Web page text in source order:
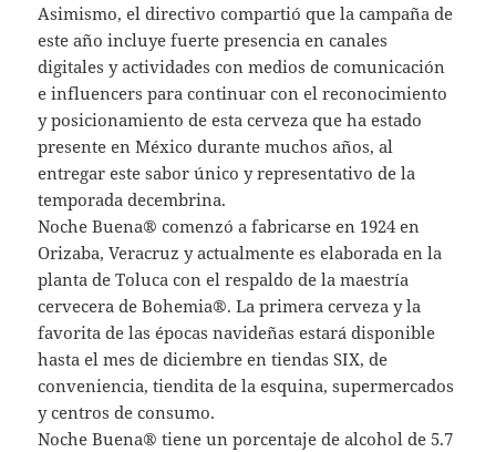
Asimismo, el directivo compartió que la campaña de
este año incluye fuerte presencia en canales
digitales y actividades con medios de comunicación
e influencers para continuar con el reconocimiento
y posicionamiento de esta cerveza que ha estado
presente en México durante muchos años, al
entregar este sabor único y representativo de la
temporada decembrina.
Noche Buena® comenzó a fabricarse en 1924 en
Orizaba, Veracruz y actualmente es elaborada en la
planta de Toluca con el respaldo de la maestría
cervecera de Bohemia®. La primera cerveza y la
favorita de las épocas navideñas estará disponible
hasta el mes de diciembre en tiendas SIX, de
conveniencia, tiendita de la esquina, supermercados
y centros de consumo.
Noche Buena® tiene un porcentaje de alcohol de 5.7